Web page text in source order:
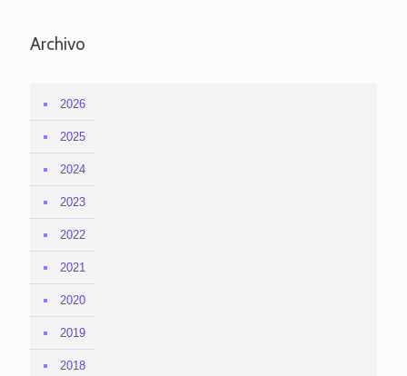
Archivo
2026
2025
2024
2023
2022
2021
2020
2019
2018